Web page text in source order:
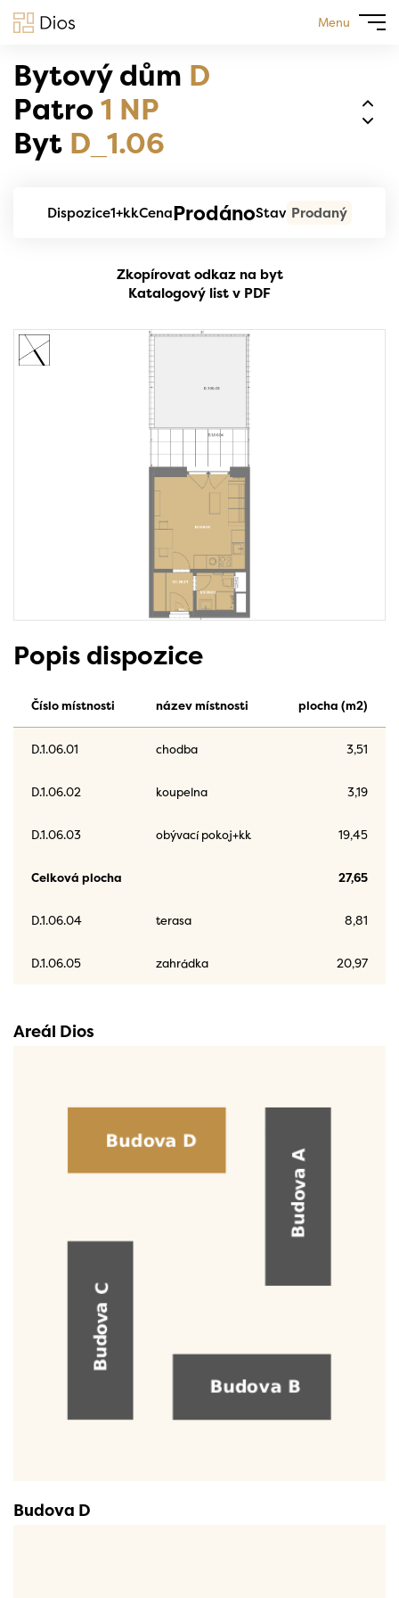
Menu
Bytový dům D
Patro 1 NP
Byt D_1.06
Dispozice1+kkCenaProdánoStav Prodaný
Zkopírovat odkaz na byt
Katalogový list v PDF
Popis dispozice
Číslo místnosti název místnosti plocha (m2)
D.1.06.01 chodba 3,51
D.1.06.02 koupelna 3,19
D.1.06.03 obývací pokoj+kk 19,45
Celková plocha 27,65
D.1.06.04 terasa 8,81
D.1.06.05 zahrádka 20,97
Areál Dios
Budova D